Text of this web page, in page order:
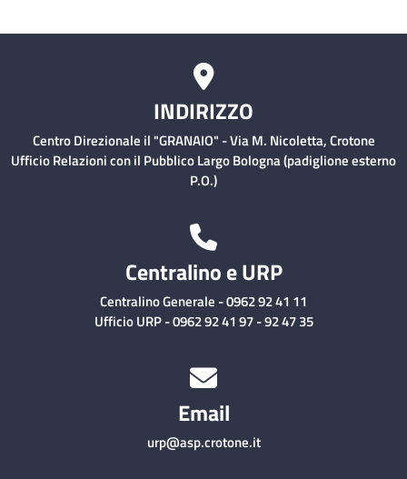
INDIRIZZO
Centro Direzionale il "GRANAIO" - Via M. Nicoletta, Crotone
Ufficio Relazioni con il Pubblico Largo Bologna (padiglione esterno
P.O.)
Centralino e URP
Centralino Generale - 0962 92 41 11
Ufficio URP - 0962 92 41 97 - 92 47 35
Email
urp@asp.crotone.it